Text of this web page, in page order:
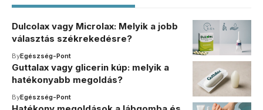
Dulcolax vagy Microlax: Melyik a jobb
választás székrekedésre?
ByEgészség-Pont
Guttalax vagy glicerin kúp: melyik a
hatékonyabb megoldás?
ByEgészség-Pont